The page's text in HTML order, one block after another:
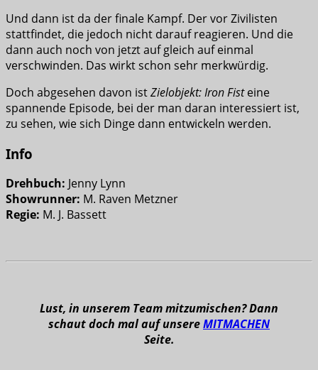
Und dann ist da der finale Kampf. Der vor Zivilisten
stattfindet, die jedoch nicht darauf reagieren. Und die
dann auch noch von jetzt auf gleich auf einmal
verschwinden. Das wirkt schon sehr merkwürdig.
Doch abgesehen davon istZielobjekt: Iron Fisteine
spannende Episode, bei der man daran interessiert ist,
zu sehen, wie sich Dinge dann entwickeln werden.
Info
Drehbuch: Jenny Lynn
Showrunner: M. Raven Metzner
Regie: M. J. Bassett
Lust, in unserem Team mitzumischen? Dann
schaut doch mal auf unsereMITMACHEN
Seite.